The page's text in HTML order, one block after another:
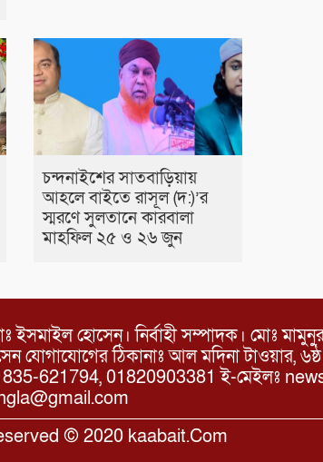
চন্দনাইশের সাতবাড়িয়ায়
আহলে বাইতে রাসূল (দ:)’র
স্মরণে সুলতানে কারবালা
মাহফিল ২৫ ও ২৬ জুন
ইসমাইল হোসেন। নির্বাহী সম্পাদক। মোঃ
যোগাযোগের ঠিকানাঃ আল মদিনা টাওয়ার,
621794, 01820903381 ই-মেইলঃ
© 2020 kaabait.Com